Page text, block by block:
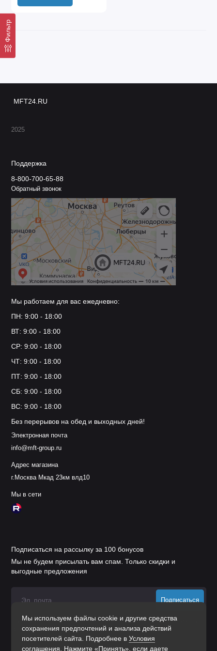
Фильтр
Мы используем файлы cookie и другие средства
сохранения предпочтений и анализа действий
посетителей сайта. Подробнее в Условия
соглашения . Нажмите «Принять», если даете
MFT24.RU
2025
Поддержка
8-800-700-65-88
Обратный звонок
Мы работаем для вас ежедневно:
ПН: 9:00 - 18:00
ВТ: 9:00 - 18:00
СР: 9:00 - 18:00
ЧТ: 9:00 - 18:00
ПТ: 9:00 - 18:00
СБ: 9:00 - 18:00
ВС: 9:00 - 18:00
Без перерывов на обед и выходных дней!
Электронная почта
info@mft-group.ru
Адрес магазина
г.Москва Мкад 23км влд10
Мы в сети
Подписаться на рассылку за 100 бонусов
Мы не будем присылать вам спам. Только скидки и
выгодные предложения
Подписаться
Нажимая на кнопку «Подписаться», Вы даетесогласие на
обработку персональных данных.